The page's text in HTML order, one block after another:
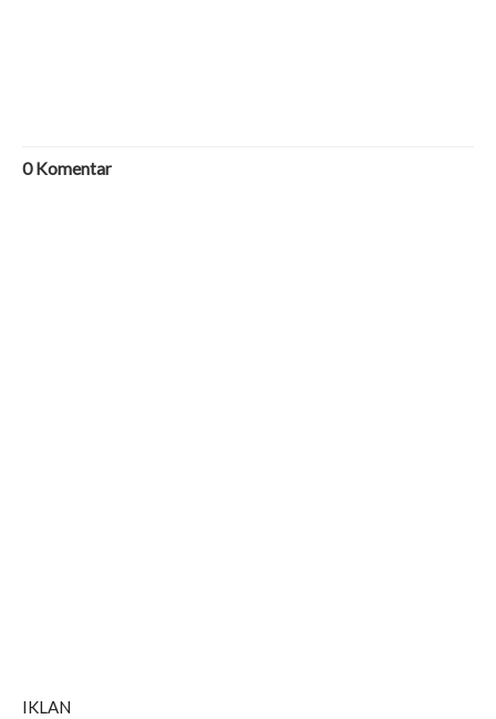
0Komentar
IKLAN